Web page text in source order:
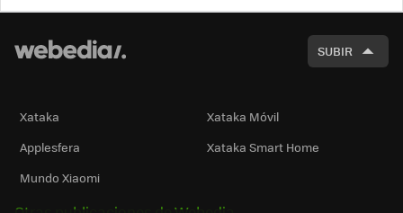
SUBIR
Xataka
Xataka Móvil
Applesfera
Xataka Smart Home
Mundo Xiaomi